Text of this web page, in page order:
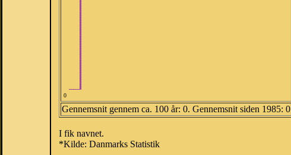
0
Gennemsnit gennem ca. 100 år: 0. Gennemsnit siden 1985: 0
I fik navnet.
*Kilde: Danmarks Statistik